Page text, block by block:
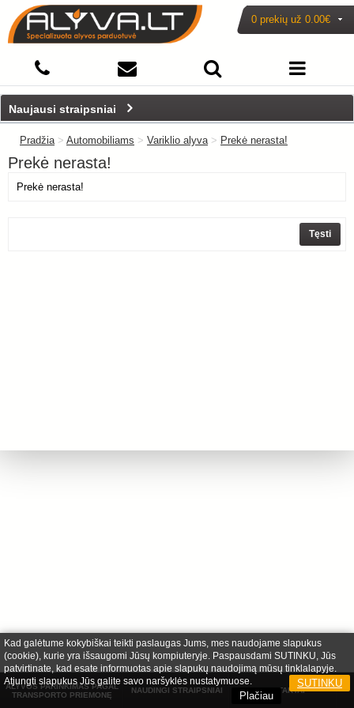
0 prekių už 0.00€
Naujausi straipsniai
Pradžia> Automobiliams > Variklio alyva> Prekė nerasta!
Prekė nerasta!
Prekė nerasta!
Tęsti
ALYVOS PARINKIMAS PAGAL
TRANSPORTO PRIEMONĘ
NAUDINGI STRAIPSNIAI KONTAKTAI
Kad galėtume kokybiškai teikti paslaugas Jums, mes naudojame slapukus
(cookie), kurie yra išsaugomi Jūsų kompiuteryje. Paspausdami SUTINKU, Jūs
patvirtinate, kad esate informuotas apie slapukų naudojimą mūsų tinklalapyje.
Atjungti slapukus Jūs galite savo naršyklės nustatymuose.
SUTINKU
Plačiau